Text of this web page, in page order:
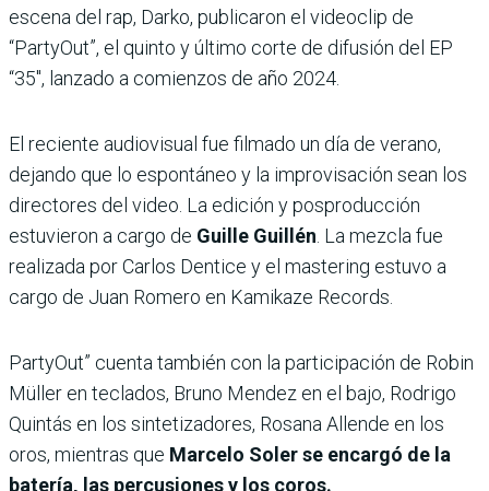
escena del rap, Darko, publicaron el videoclip de
“PartyOut”, el quinto y último corte de difusión del EP
“35″, lanzado a comienzos de año 2024.
El reciente audiovisual fue filmado un día de verano,
dejando que lo espontáneo y la improvisación sean los
directores del video. La edición y posproducción
estuvieron a cargo de Guille Guillén. La mezcla fue
realizada por Carlos Dentice y el mastering estuvo a
cargo de Juan Romero en Kamikaze Records.
PartyOut” cuenta también con la participación de Robin
Müller en teclados, Bruno Mendez en el bajo, Rodrigo
Quintás en los sintetizadores, Rosana Allende en los
oros, mientras que Marcelo Soler se encargó de la
batería, las percusiones y los coros.